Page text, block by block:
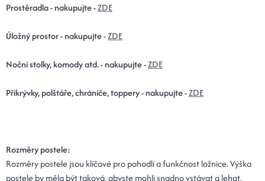
Prostěradla - nakupujte -ZDE
Úložný prostor - nakupujte -ZDE
Noční stolky, komody atd. - nakupujte -ZDE
Přikrývky, polštáře, chrániče, toppery - nakupujte -ZDE
Rozměry postele:
Rozměry postele jsou klíčové pro pohodlí a funkčnost ložnice. Výška
postele by měla být taková, abyste mohli snadno vstávat a lehat.